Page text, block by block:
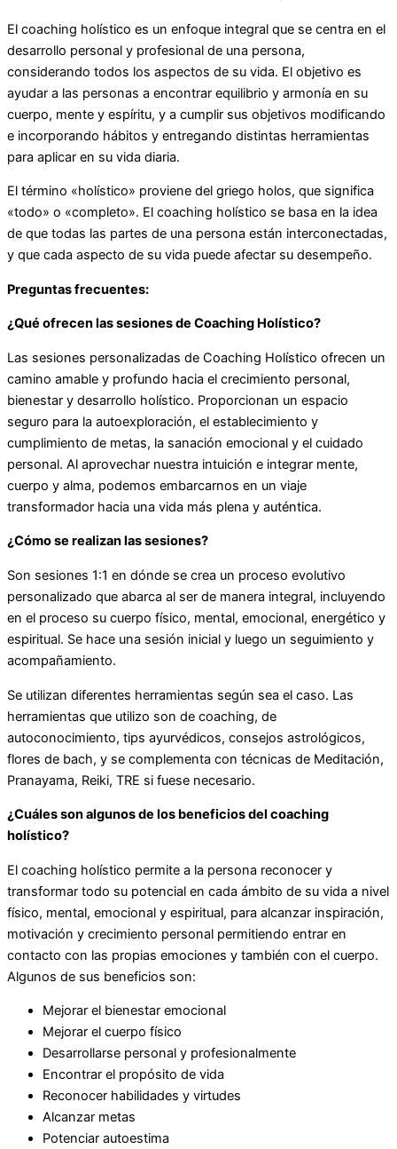
El coaching holístico es un enfoque integral que se centra en el
desarrollo personal y profesional de una persona,
considerando todos los aspectos de su vida. El objetivo es
ayudar a las personas a encontrar equilibrio y armonía en su
cuerpo, mente y espíritu, y a cumplir sus objetivos modificando
e incorporando hábitos y entregando distintas herramientas
para aplicar en su vida diaria.
El término «holístico» proviene del griego holos, que significa
«todo» o «completo». El coaching holístico se basa en la idea
de que todas las partes de una persona están interconectadas,
y que cada aspecto de su vida puede afectar su desempeño.
Preguntas frecuentes:
¿Qué ofrecen las sesiones de Coaching Holístico?
Las sesiones personalizadas de Coaching Holístico ofrecen un
camino amable y profundo hacia el crecimiento personal,
bienestar y desarrollo holístico. Proporcionan un espacio
seguro para la autoexploración, el establecimiento y
cumplimiento de metas, la sanación emocional y el cuidado
personal. Al aprovechar nuestra intuición e integrar mente,
cuerpo y alma, podemos embarcarnos en un viaje
transformador hacia una vida más plena y auténtica.
¿Cómo se realizan las sesiones?
Son sesiones 1:1 en dónde se crea un proceso evolutivo
personalizado que abarca al ser de manera integral, incluyendo
en el proceso su cuerpo físico, mental, emocional, energético y
espiritual. Se hace una sesión inicial y luego un seguimiento y
acompañamiento.
Se utilizan diferentes herramientas según sea el caso. Las
herramientas que utilizo son de coaching, de
autoconocimiento, tips ayurvédicos, consejos astrológicos,
flores de bach, y se complementa con técnicas de Meditación,
Pranayama, Reiki, TRE si fuese necesario.
¿Cuáles son algunos de los beneficios del coaching
holístico?
El coaching holístico permite a la persona reconocer y
transformar todo su potencial en cada ámbito de su vida a nivel
físico, mental, emocional y espiritual, para alcanzar inspiración,
motivación y crecimiento personal permitiendo entrar en
contacto con las propias emociones y también con el cuerpo.
Algunos de sus beneficios son:
Mejorar el bienestar emocional
Mejorar el cuerpo físico
Desarrollarse personal y profesionalmente
Encontrar el propósito de vida
Reconocer habilidades y virtudes
Alcanzar metas
Potenciar autoestima